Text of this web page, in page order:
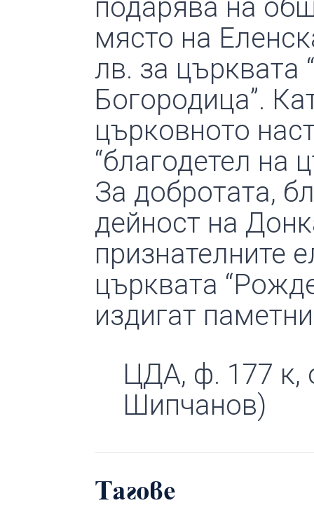
подарява на
място на
лв. за църквата
Богородица”.
църковното
“благодетел на
За добротата,
дейност на
признателните
църквата
издигат
ЦДА, ф. 177 к,
Шипчанов)
Тагове